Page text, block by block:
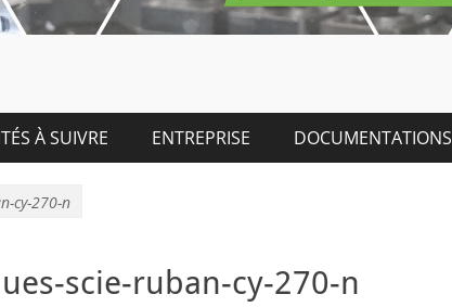
À SUIVRE ENTREPRISE DOCUMENTATIONS
cy-270-n
scie-ruban-cy-270-n